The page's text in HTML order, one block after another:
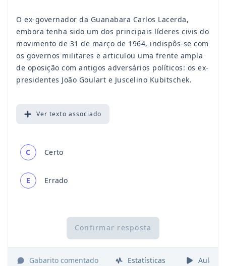
O ex-governador da Guanabara Carlos Lacerda,
embora tenha sido um dos principais líderes civis do
movimento de 31 de março de 1964, indispôs-se com
os governos militares e articulou uma frente ampla
de oposição com antigos adversários políticos: os ex-
presidentes João Goulart e Juscelino Kubitschek.
Ver texto associado
C Certo
E Errado
Confirmar resposta
Gabarito comentado Estatísticas Aulas